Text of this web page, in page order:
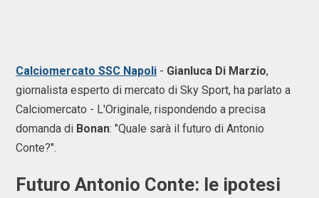
Calciomercato SSC Napoli - Gianluca Di Marzio,
giornalista esperto di mercato di Sky Sport, ha parlato a
Calciomercato - L'Originale, rispondendo a precisa
domanda di Bonan: "Quale sarà il futuro di Antonio
Conte?".
Futuro Antonio Conte: le ipotesi